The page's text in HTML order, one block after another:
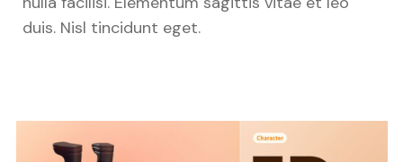
duis. Nisl tincidunt eget.